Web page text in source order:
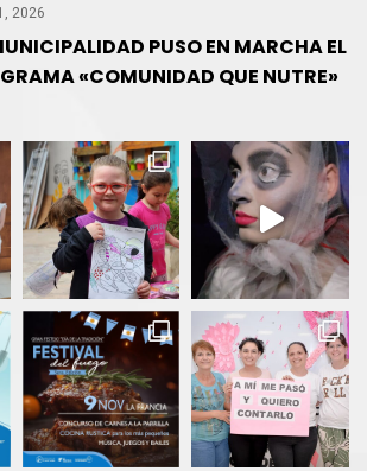
2026
PUSO EN MARCHA EL
«COMUNIDAD QUE NUTRE»